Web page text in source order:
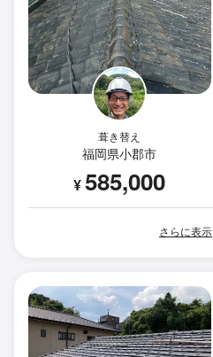
葺き替え
福岡県小郡市
¥585,000
さらに表示